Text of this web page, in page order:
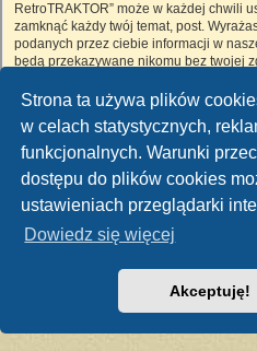
Strona ta używa plików
w celach statystycznych,
funkcjonalnych. Warunki
dostępu do plików cookies
ustawieniach przeglądarki
Dowiedz się więcej
Akceptuję!
RetroTRAKTOR” może w każdej chwili
zamknąć każdy twój temat, post.
podanych przez ciebie informacji w
będą przekazywane nikomu bez twojej
RetroTRAKTOR”, ani phpBB nie
witryny, podczas których może dojść do
Portal RetroTRAKTOR.pl
Technologię dostarcza
Polski pakiet językowy
Zasady ochrony danych